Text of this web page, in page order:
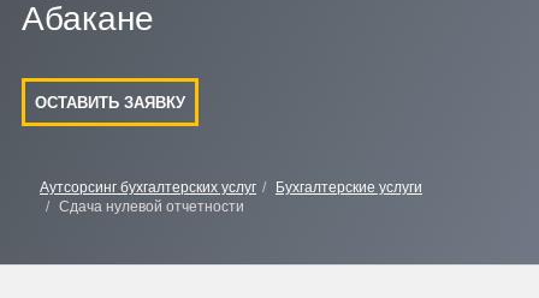
Абакане
ОСТАВИТЬ ЗАЯВКУ
Аутсорсинг бухгалтерских услуг
Бухгалтерские услуги
Сдача нулевой отчетности